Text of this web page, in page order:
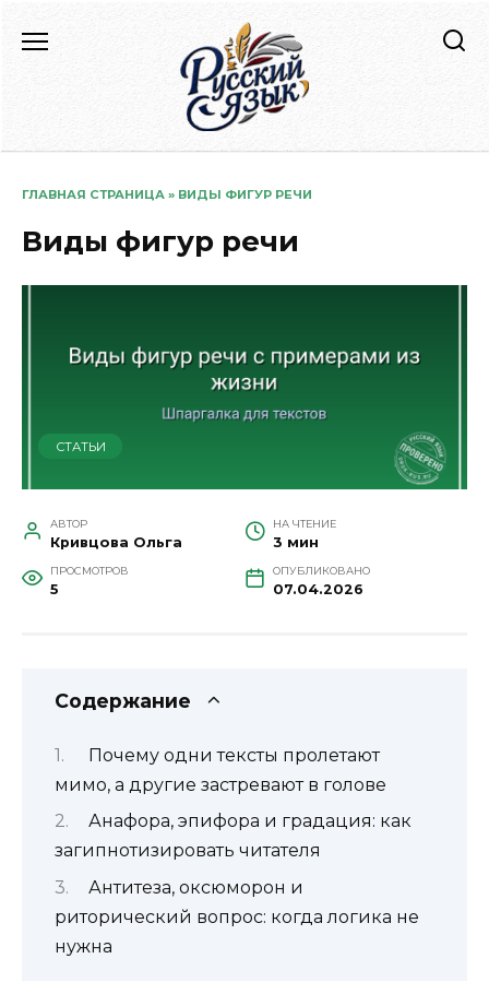
содержанию
ГЛАВНАЯ СТРАНИЦА » ВИДЫ ФИГУР РЕЧИ
Виды фигур речи
СТАТЬИ
АВТОР
Кривцова Ольга
НА ЧТЕНИЕ
3 мин
ПРОСМОТРОВ
5
ОПУБЛИКОВАНО
07.04.2026
Содержание
Почему одни тексты пролетают
мимо, а другие застревают в голове
Анафора, эпифора и градация: как
загипнотизировать читателя
Антитеза, оксюморон и
риторический вопрос: когда логика не
нужна